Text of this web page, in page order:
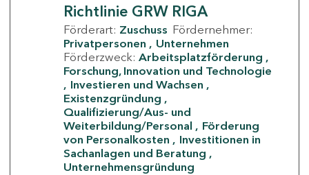
Richtlinie GRW RIGA
Förderart: Zuschuss Fördernehmer:
Privatpersonen
Unternehmen
Förderzweck: Arbeitsplatzförderung
Forschung, Innovation und Technologie
Investieren und Wachsen
Existenzgründung
Qualifizierung/Aus- und
Weiterbildung/Personal
Förderung
von Personalkosten
Investitionen in
Sachanlagen und Beratung
Unternehmensgründung